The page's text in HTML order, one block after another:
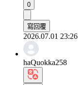
0
寫回覆
2026.07.01 23:26
haQuokka258